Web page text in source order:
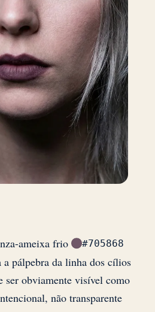
ameixa frio #705868
a pálpebra da linha dos cílios
ser obviamente visível como
não transparente